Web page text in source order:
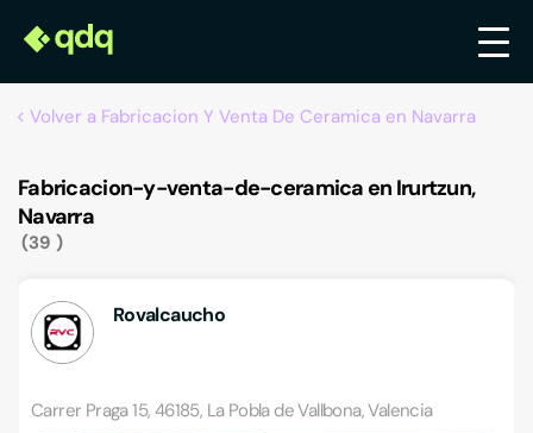
Volver a Fabricacion Y Venta De Ceramica en Navarra
Fabricacion-y-venta-de-ceramica en Irurtzun,
Navarra
39
Rovalcaucho
Carrer Praga 15, 46185, La Pobla de Vallbona, Valencia